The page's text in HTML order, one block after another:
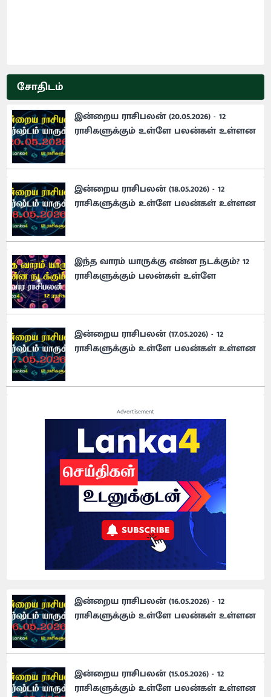
சோதிடம்
இன்றைய ராசிபலன் (20.05.2026) - 12
ராசிகளுக்கும் உள்ளே பலன்கள் உள்ளன
இன்றைய ராசிபலன் (18.05.2026) - 12
ராசிகளுக்கும் உள்ளே பலன்கள் உள்ளன
இந்த வாரம் யாருக்கு என்ன நடக்கும்? 12
ராசிகளுக்கும் பலன்கள் உள்ளே
இன்றைய ராசிபலன் (17.05.2026) - 12
ராசிகளுக்கும் உள்ளே பலன்கள் உள்ளன
Advertisement
இன்றைய ராசிபலன் (16.05.2026) - 12
ராசிகளுக்கும் உள்ளே பலன்கள் உள்ளன
இன்றைய ராசிபலன் (15.05.2026) - 12
ராசிகளுக்கும் உள்ளே பலன்கள் உள்ளன